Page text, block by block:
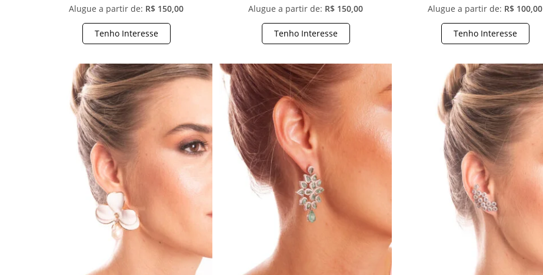
Alugue a partir de: R$ 150,00
Tenho Interesse
Alugue a partir de: R$ 150,00
Tenho Interesse
Alugue a partir de: R$ 100,00
Tenho Interesse